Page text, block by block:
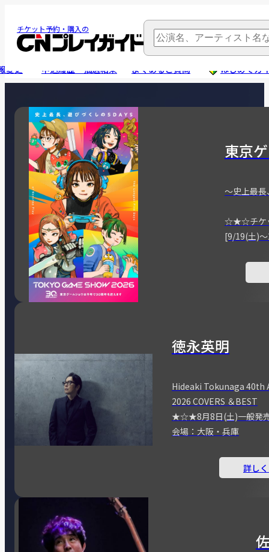
チケット予約・購入の
変更 申込履歴・抽選結果 よくあるご質問 はじめてガ
東京
～史上最長
☆★☆チケ
[9/19(土)
徳永英明
Hideaki Tokunaga 40th
2026 COVERS ＆BEST
★☆★8月8日(土)一般
会場：大阪・兵庫
詳し